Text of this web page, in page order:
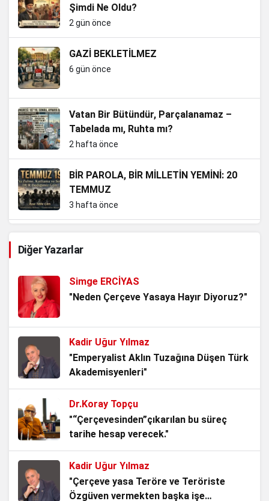
Şimdi Ne Oldu?
2 gün önce
GAZİ BEKLETİLMEZ
6 gün önce
Vatan Bir Bütündür, Parçalanamaz –
Tabelada mı, Ruhta mı?
2 hafta önce
BİR PAROLA, BİR MİLLETİN YEMİNİ: 20
TEMMUZ
3 hafta önce
Milletin Vicdanıdır
15 Temmuz: Milletin İradesi, Devletin
4 hafta önce
Kadından Korkanlar
4 hafta önce
Srebrenitsa: Gölgesine Basılan İnsanlık
4 hafta önce
Belediye Misiniz, Devlet mi
Kuruyorsunuz?
Diğer Yazarlar
Simge ERCİYAS
"Neden Çerçeve Yasaya Hayır Diyoruz?"
Kadir Uğur Yılmaz
"Emperyalist Aklın Tuzağına Düşen Türk
Akademisyenleri"
Dr.Koray Topçu
"“Çerçevesinden”çıkarılan bu süreç
tarihe hesap verecek."
Kadir Uğur Yılmaz
"Çerçeve yasa Teröre ve Teröriste
Özgüven vermekten başka işe